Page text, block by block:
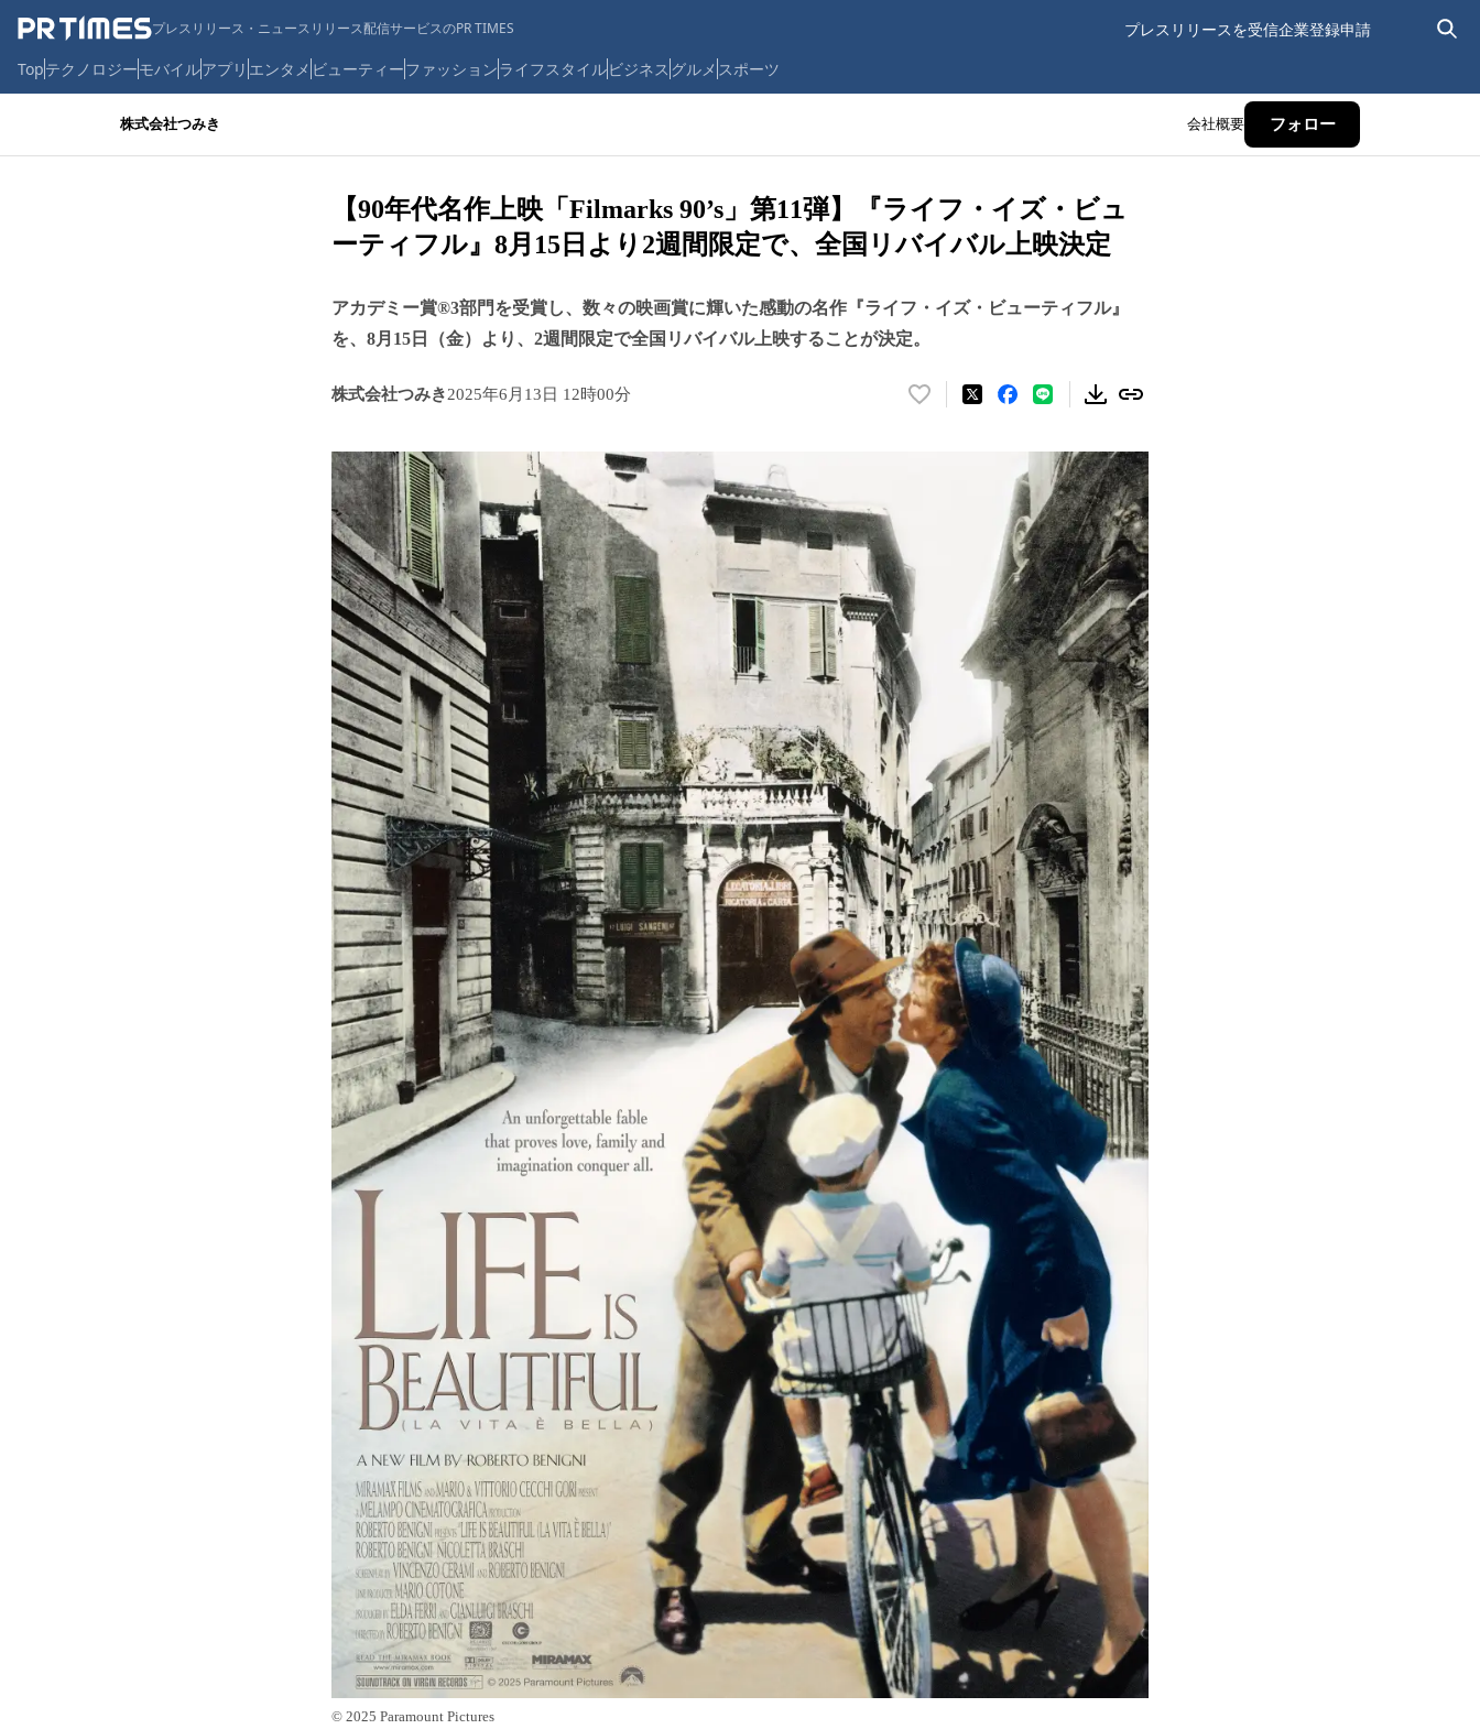
プレスリリース・ニュースリリース配信サービスのPR TIMES プレスリリースを受信企業登録申請
Topテクノロジーモバイルアプリ エンタメ ビューティーファッションライフスタイルビジネス グルメ スポーツ
株式会社つみき 会社概要 フォロー
【90年代名作上映「Filmarks 90’s」第11弾】『ライフ・イズ・ビュ
ーティフル』8月15日より2週間限定で、全国リバイバル上映決定
アカデミー賞®3部門を受賞し、数々の映画賞に輝いた感動の名作『ライフ・イズ・ビューティフル』
を、8月15日（金）より、2週間限定で全国リバイバル上映することが決定。
株式会社つみき2025年6月13日 12時00分
い
す
© 2025 Paramount Pictures